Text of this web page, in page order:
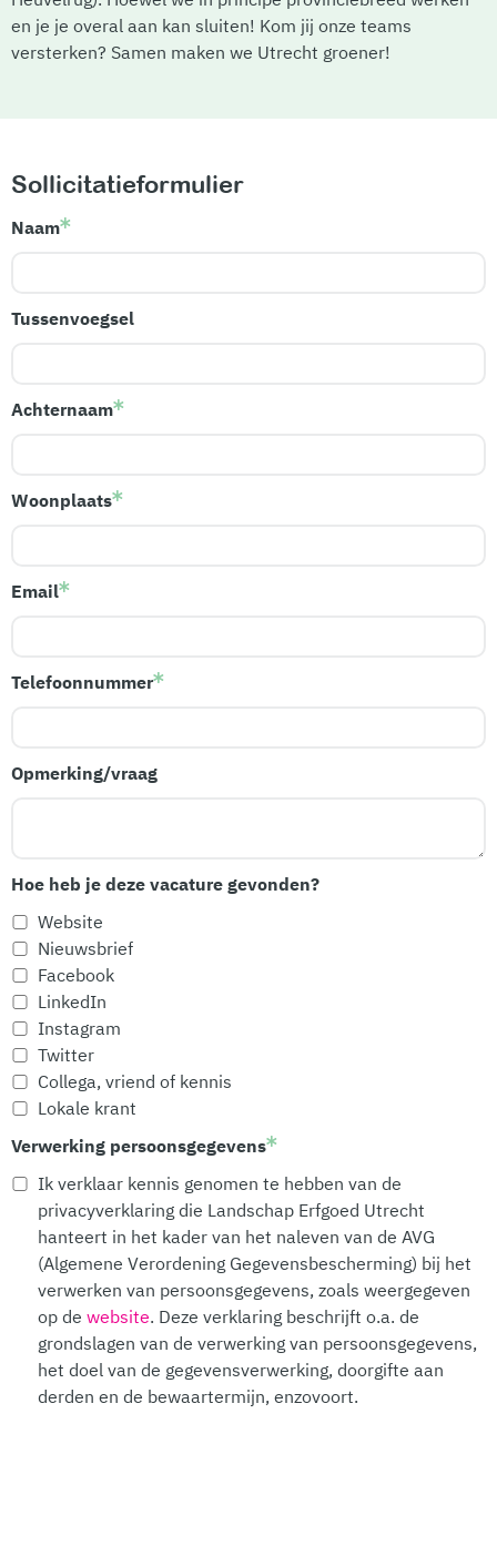
en je je overal aan kan sluiten! Kom jij onze teams
versterken? Samen maken we Utrecht groener!
Sollicitatieformulier
Naam
Tussenvoegsel
Achternaam
Woonplaats
Email
Telefoonnummer
Opmerking/vraag
Hoe heb je deze vacature gevonden?
Website
Nieuwsbrief
Facebook
LinkedIn
Instagram
Twitter
Collega, vriend of kennis
Lokale krant
Verwerking persoonsgegevens
Ik verklaar kennis genomen te hebben van de
privacyverklaring die Landschap Erfgoed Utrecht
hanteert in het kader van het naleven van de AVG
(Algemene Verordening Gegevensbescherming) bij het
verwerken van persoonsgegevens, zoals weergegeven
op de website. Deze verklaring beschrijft o.a. de
grondslagen van de verwerking van persoonsgegevens,
het doel van de gegevensverwerking, doorgifte aan
derden en de bewaartermijn, enzovoort.